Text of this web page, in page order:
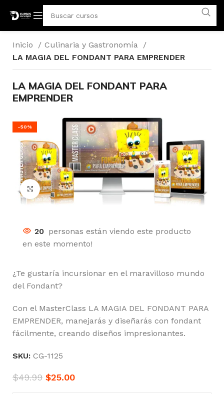
Inicio
Culinaria y Gastronomía
LA MAGIA DEL FONDANT PARA EMPRENDER
LA MAGIA DEL FONDANT PARA
EMPRENDER
-50%
Click para agrandar
20 personas están viendo este producto
en este momento!
¿Te gustaría incursionar en el maravilloso mundo
del Fondant?
Con el MasterClass LA MAGIA DEL FONDANT PARA
EMPRENDER, manejarás y diseñarás con fondant
fácilmente, creando diseños impresionantes.
SKU: CG-1125
$49.99 $25.00